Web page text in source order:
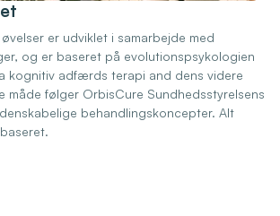
er udviklet i samarbejde med
og er baseret på evolutionspsykologien
kognitiv adfærds terapi and dens videre
måde følger OrbisCure Sundhedsstyrelsens
behandlingskoncepter. Alt